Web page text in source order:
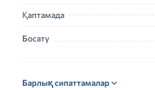
Қаптамада
Босату
Барлық сипаттамалар